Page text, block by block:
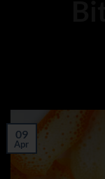
09
Apr